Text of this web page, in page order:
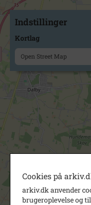
Indstillinger
Kortlag
Open Street Map
Cookies på
arkiv.dk anvender
brugeroplevelse og